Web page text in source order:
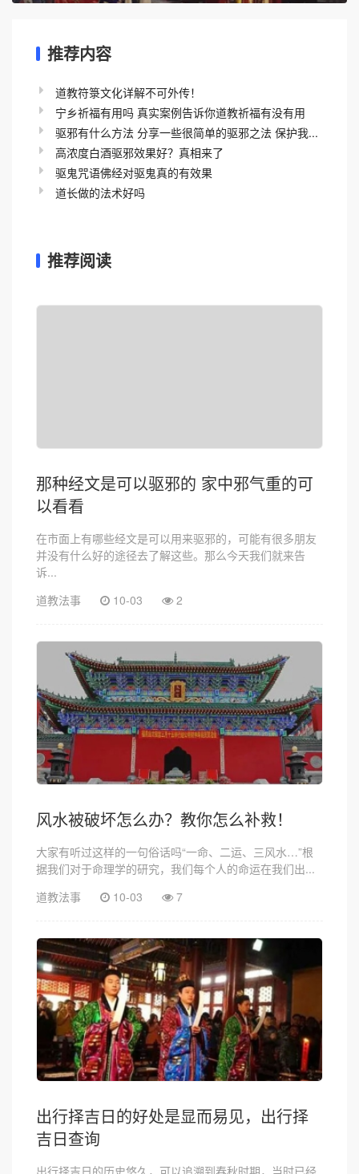
推荐内容
道教符箓文化详解不可外传！
宁乡祈福有用吗 真实案例告诉你道教祈福有没有用
驱邪有什么方法 分享一些很简单的驱邪之法 保护我...
高浓度白酒驱邪效果好？真相来了
驱鬼咒语佛经对驱鬼真的有效果
道长做的法术好吗
推荐阅读
那种经文是可以驱邪的 家中邪气重的可
以看看
在市面上有哪些经文是可以用来驱邪的，可能有很多朋友
并没有什么好的途径去了解这些。那么今天我们就来告
诉...
道教法事
10-03 2
风水被破坏怎么办？教你怎么补救！
大家有听过这样的一句俗话吗“一命、二运、三风水…”根
据我们对于命理学的研究，我们每个人的命运在我们出...
道教法事
10-03 7
出行择吉日的好处是显而易见，出行择
吉日查询
出行择吉日的历史悠久，可以追溯到春秋时期，当时已经